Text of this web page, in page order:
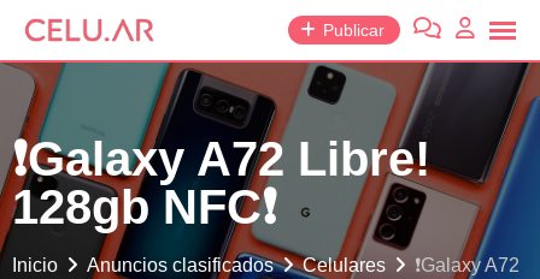
saltar
contenido
Publicar
❗️Galaxy A72 Libre!
128gb NFC❗️
Inicio Anuncios clasificados Celulares
❗️Galaxy A72